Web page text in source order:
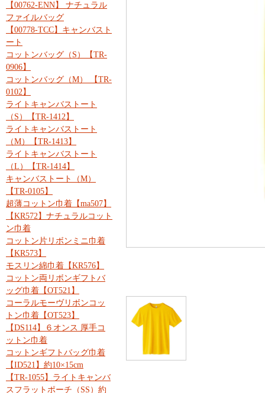
【00762-ENN】 ナチュラル
ファイルバッグ
【00778-TCC】キャンバスト
ート
コットンバッグ（S）【TR-
0906】
コットンバッグ（M） 【TR-
0102】
ライトキャンバストート
（S）【TR-1412】
ライトキャンバストート
（M）【TR-1413】
ライトキャンバストート
（L）【TR-1414】
キャンバストート（M）
【TR-0105】
超薄コットン巾着【ma507】
【KR572】ナチュラルコット
ン巾着
コットン片リボンミニ巾着
【KR573】
モスリン綿巾着【KR576】
コットン両リボンギフトバ
ッグ巾着【OT521】
コーラルモーヴリボンコッ
トン巾着【OT523】
【DS114】６オンス 厚手コ
ットン巾着
コットンギフトバッグ巾着
【ID521】約10×15cm
【TR-1055】ライトキャンバ
スフラットポーチ（SS）約